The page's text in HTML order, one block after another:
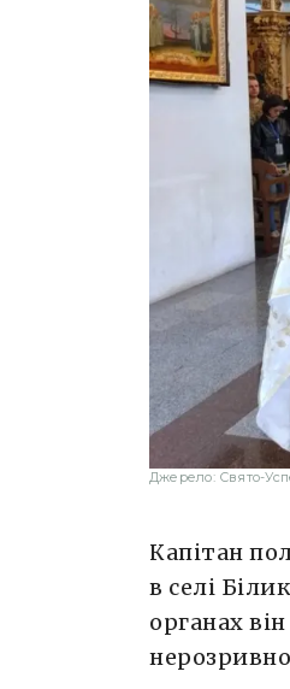
Джерело: Свято-
Капітан
в селі
органах